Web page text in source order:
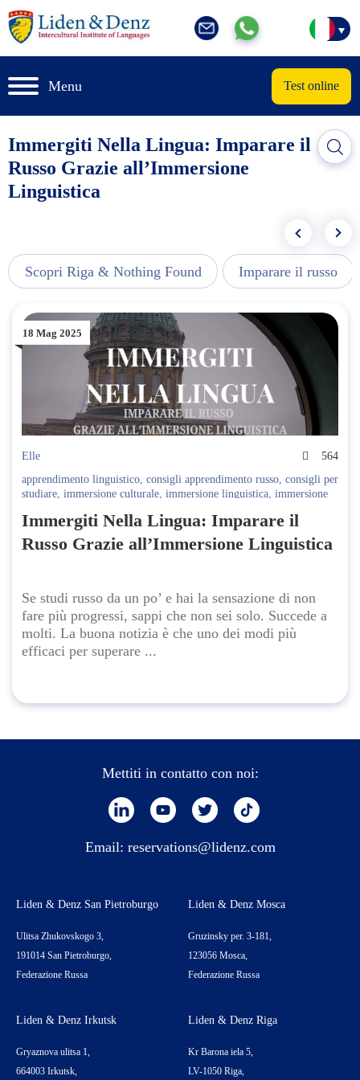
Menu Test online
Immergiti Nella Lingua: Imparare il
Russo Grazie all’Immersione
Linguistica
Scopri Riga & Nothing Found Imparare il russo
18 Mag 2025
Elle
564
apprendimento linguistico, consigli apprendimento russo, consigli per
studiare, immersione culturale, immersione linguistica, immersione
lingua russa,metodi di studio lingue,migliorare russo,praticare
russo
risorse per imparare russo Russian Culture ,russo quotidiano
studiare russo da casa
Immergiti Nella Lingua: Imparare il
Russo Grazie all’Immersione Linguistica
Se studi russo da un po’ e hai la sensazione di non
fare più progressi, sappi che non sei solo. Succede a
molti. La buona notizia è che uno dei modi più
efficaci per superare ...
Mettiti in contatto con noi:
Email: reservations@lidenz.com
Liden & Denz San Pietroburgo
Ulitsa Zhukovskogo 3,
191014 San Pietroburgo,
Federazione Russa
Liden & Denz Mosca
Gruzinsky per. 3-181,
123056 Mosca,
Federazione Russa
Liden & Denz Irkutsk
Gryaznova ulitsa 1,
664003 Irkutsk,
Liden & Denz Riga
Kr Barona iela 5,
LV-1050 Riga,